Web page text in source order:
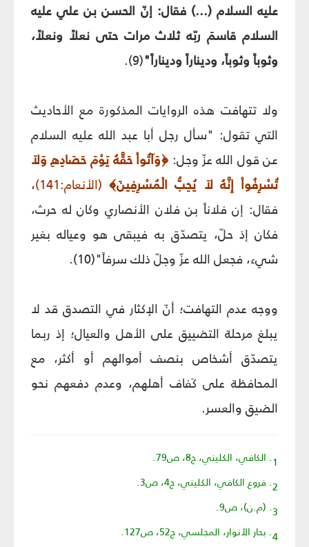
عليه السلام (...) فقال: إنّ الحسن بن علي عليه
السلام قاسمَ ربّه ثلاث مرات حتى نعلاً ونعلاً،
وثوباً وثوباً، وديناراً وديناراً"(9).
ولا تتهافت هذه الروايات المذكورة مع الأحاديث
التي تقول: "سأل رجل أبا عبد الله عليه السلام
عن قول الله عزّ وجل:﴿وَآتُواْ حَقَّهُ يَوْمَ حَصَادِهِ وَلاَ
تُسْرِفُواْ إِنَّهُ لاَ يُحِبُّ الْمُسْرِفِينَ﴾(الأنعام:141)
،
فقال: إن فلاناً بن فلان الأنصاري وكان له حرث،
فكان إذ حلّ، يتصدّق به فيبقى هو وعياله بغير
شيء، فجعل الله عزّ وجلّ ذلك سرفاً"(10).
ووجه عدم التهافت؛ أنّ الإكثار في التصدق قد لا
يبلغ مرحلة التضييق على الأهل والعيال؛ إذ ربما
يتصدّق أشخاص بنصف أموالهم أو أكثر، مع
المحافظة على كَفاف أهلهم، وعدم دفعهم نحو
الضيق والعسر.
1. الكافي، الكليني، ج8، ص79.
2. فروع الكافي، الكليني، ج4، ص3.
3. (م.ن)، ص9.
4. بحار الأنوار، المجلسي، ج52، ص127.